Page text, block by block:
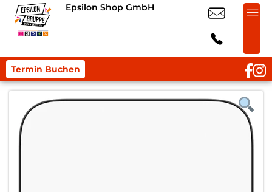
Epsilon Shop GmbH
Termin Buchen